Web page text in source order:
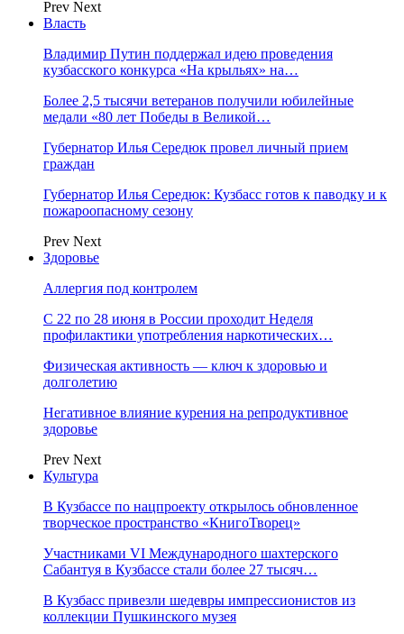
Prev Next
Власть
Владимир Путин поддержал идею проведения
кузбасского конкурса «На крыльях» на…
Более 2,5 тысячи ветеранов получили юбилейные
медали «80 лет Победы в Великой…
Губернатор Илья Середюк провел личный прием
граждан
Губернатор Илья Середюк: Кузбасс готов к паводку и к
пожароопасному сезону
Prev Next
Здоровье
Аллергия под контролем
С 22 по 28 июня в России проходит Неделя
профилактики употребления наркотических…
Физическая активность — ключ к здоровью и
долголетию
Негативное влияние курения на репродуктивное
здоровье
Prev Next
Культура
В Кузбассе по нацпроекту открылось обновленное
творческое пространство «КнигоТворец»
Участниками VI Международного шахтерского
Сабантуя в Кузбассе стали более 27 тысяч…
В Кузбасс привезли шедевры импрессионистов из
коллекции Пушкинского музея